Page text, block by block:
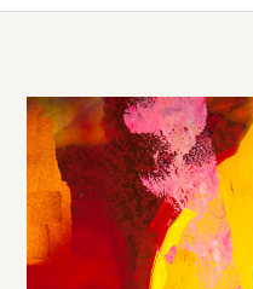
DE/EN